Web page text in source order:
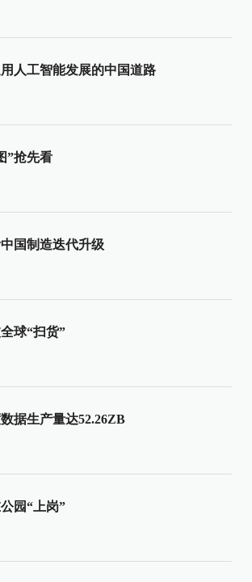
人工智能发展的中国道路
”抢先看
国制造迭代升级
球“扫货”
据生产量达52.26ZB
园“上岗”